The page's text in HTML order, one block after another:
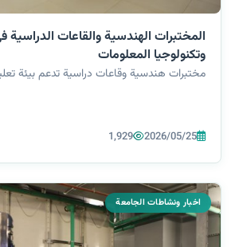
المختبرات الهندسية والقاعات الدراسية
وتكنولوجيا المعلومات
مختبرات هندسية وقاعات دراسية تدعم بيئة
2026/05/25
1,929
اخبار ونشاطات الجامعة